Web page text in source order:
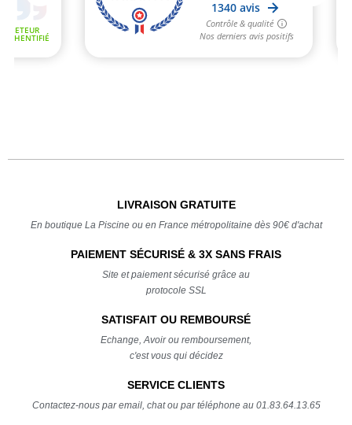
LIVRAISON GRATUITE
En boutique La Piscine ou en France métropolitaine dès 90€ d'achat
PAIEMENT SÉCURISÉ & 3X SANS FRAIS
Site et paiement sécurisé grâce au
protocole SSL
SATISFAIT OU REMBOURSÉ
Echange, Avoir ou remboursement,
c'est vous qui décidez
SERVICE CLIENTS
Contactez-nous par email, chat ou par téléphone au 01.83.64.13.65